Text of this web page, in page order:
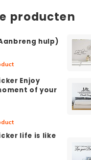
producten
hulp)
Enjoy
of your
life is like